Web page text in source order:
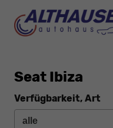
Seat Ibiza
Verfügbarkeit, Art